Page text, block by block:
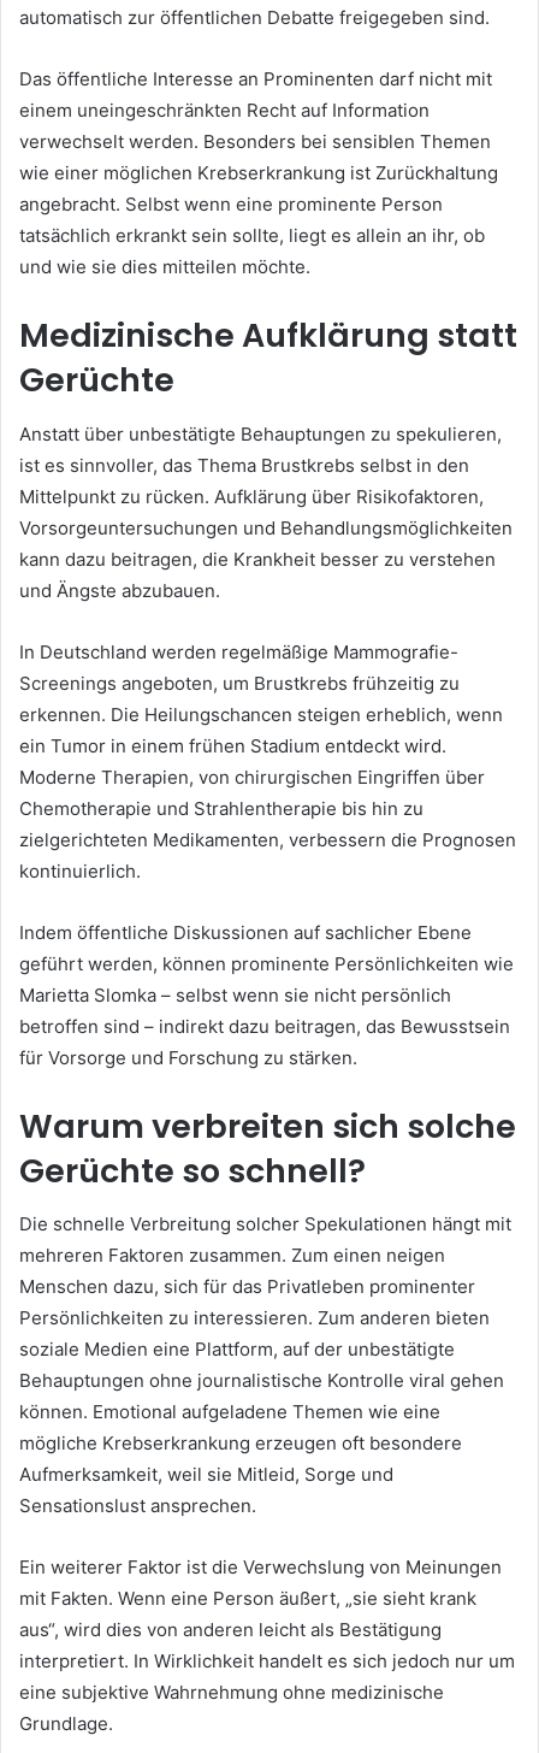
automatisch zur öffentlichen Debatte freigegeben sind.
Das öffentliche Interesse an Prominenten darf nicht mit
einem uneingeschränkten Recht auf Information
verwechselt werden. Besonders bei sensiblen Themen
wie einer möglichen Krebserkrankung ist Zurückhaltung
angebracht. Selbst wenn eine prominente Person
tatsächlich erkrankt sein sollte, liegt es allein an ihr, ob
und wie sie dies mitteilen möchte.
Medizinische Aufklärung statt
Gerüchte
Anstatt über unbestätigte Behauptungen zu spekulieren,
ist es sinnvoller, das Thema Brustkrebs selbst in den
Mittelpunkt zu rücken. Aufklärung über Risikofaktoren,
Vorsorgeuntersuchungen und Behandlungsmöglichkeiten
kann dazu beitragen, die Krankheit besser zu verstehen
und Ängste abzubauen.
In Deutschland werden regelmäßige Mammografie-
Screenings angeboten, um Brustkrebs frühzeitig zu
erkennen. Die Heilungschancen steigen erheblich, wenn
ein Tumor in einem frühen Stadium entdeckt wird.
Moderne Therapien, von chirurgischen Eingriffen über
Chemotherapie und Strahlentherapie bis hin zu
zielgerichteten Medikamenten, verbessern die Prognosen
kontinuierlich.
Indem öffentliche Diskussionen auf sachlicher Ebene
geführt werden, können prominente Persönlichkeiten wie
Marietta Slomka – selbst wenn sie nicht persönlich
betroffen sind – indirekt dazu beitragen, das Bewusstsein
für Vorsorge und Forschung zu stärken.
Warum verbreiten sich solche
Gerüchte so schnell?
Die schnelle Verbreitung solcher Spekulationen hängt mit
mehreren Faktoren zusammen. Zum einen neigen
Menschen dazu, sich für das Privatleben prominenter
Persönlichkeiten zu interessieren. Zum anderen bieten
soziale Medien eine Plattform, auf der unbestätigte
Behauptungen ohne journalistische Kontrolle viral gehen
können. Emotional aufgeladene Themen wie eine
mögliche Krebserkrankung erzeugen oft besondere
Aufmerksamkeit, weil sie Mitleid, Sorge und
Sensationslust ansprechen.
Ein weiterer Faktor ist die Verwechslung von Meinungen
mit Fakten. Wenn eine Person äußert, „sie sieht krank
aus“, wird dies von anderen leicht als Bestätigung
interpretiert. In Wirklichkeit handelt es sich jedoch nur um
eine subjektive Wahrnehmung ohne medizinische
Grundlage.